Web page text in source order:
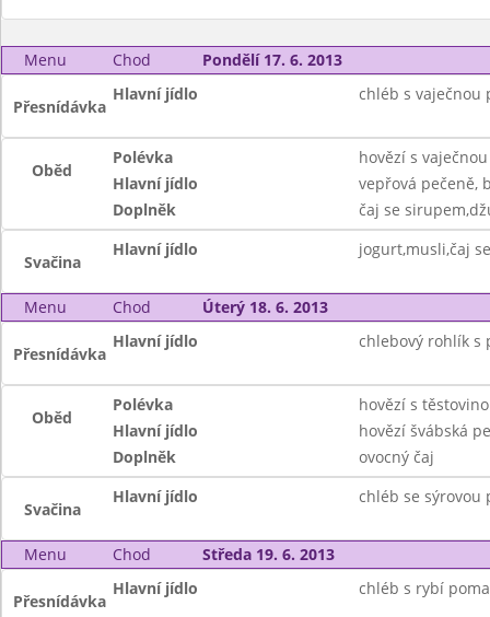
Menu Chod Pondělí 17. 6. 2013
Přesnídávka
Hlavní jídlo chléb s vaječnou
Oběd
Polévka
hovězí s
Hlavní jídlo
vepřová pečeně,
Doplněk
čaj se
Svačina
Hlavní jídlo jogurt,musli,čaj
Menu Chod Úterý 18. 6. 2013
Přesnídávka
Hlavní jídlo chlebový rohlík s
Oběd
Polévka
hovězí s
Hlavní jídlo
hovězí švábská
Doplněk
ovocný čaj
Svačina
Hlavní jídlo chléb se sýrovou
Menu Chod Středa 19. 6. 2013
Přesnídávka
Hlavní jídlo chléb s rybí